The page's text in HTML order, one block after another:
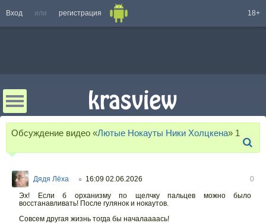
Вход или регистрация 18+
Обсуждение видео «Лютые Нокауты Ники Холцкена» 1
Дядя Лёха ○ 16:09 02.06.2026
0
Эх! Если б орханизму по щелчку пальцев можно было
восстанавливать! После гулянок и нокаутов.
Совсем другая жизнь тогда бы началаааась!